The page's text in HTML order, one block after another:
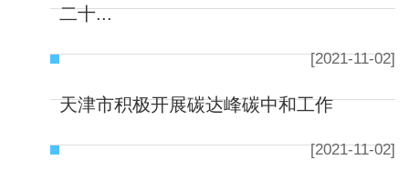
二十...
[2021-11-02]
天津市积极开展碳达峰碳中和工作
[2021-11-02]